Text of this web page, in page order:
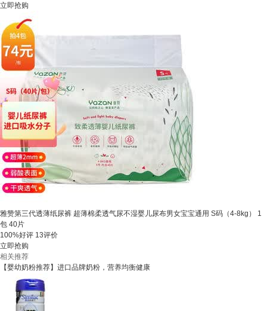
立即抢购
雅赞第三代透薄纸尿裤 超薄棉柔透气尿不湿婴儿尿布男女宝宝通用 S码（4-8kg） 1
包 40片
100%好评 13评价
立即抢购
相关推荐
【婴幼奶粉推荐】进口品牌奶粉，营养均衡健康